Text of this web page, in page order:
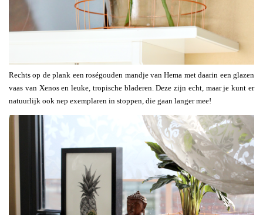
Rechts op de plank een roségouden mandje van Hema met daarin een glazen
vaas van Xenos en leuke, tropische bladeren. Deze zijn echt, maar je kunt er
natuurlijk ook nep exemplaren in stoppen, die gaan langer mee!